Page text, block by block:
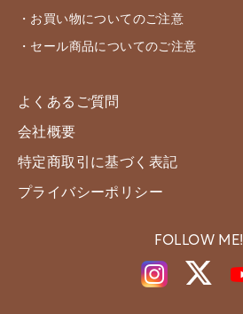
・お買い物についてのご注意
・セール商品についてのご注意
よくあるご質問
会社概要
特定商取引に基づく表記
プライバシーポリシー
FOLLOW ME!